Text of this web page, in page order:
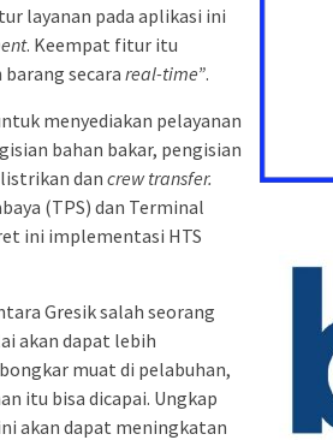
layanan pada aplikasi ini
. Keempat fitur itu
secara real-time”.
menyediakan pelayanan
bahan bakar, pengisian
dan crew transfer.
(TPS) dan Terminal
ini implementasi HTS
Gresik salah seorang
akan dapat lebih
muat di pelabuhan,
itu bisa dicapai. Ungkap
akan dapat meningkatan